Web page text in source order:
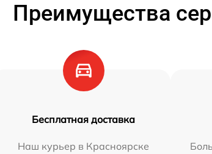
Преимущества
Бесплатная доставка
Наш курьер в Красноярске